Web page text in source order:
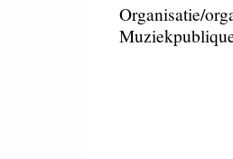
Organisatie/